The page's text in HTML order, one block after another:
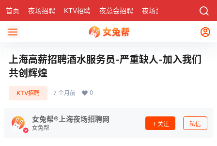
首页 夜场招聘 KTV招聘 夜总会招聘 夜场资讯 社区
上海高薪招聘酒水服务员-严重缺人-加入我们
共创辉煌
KTV招聘 7 个月前 0
女兔帮®上海夜场招聘网
女兔帮
关注 私信